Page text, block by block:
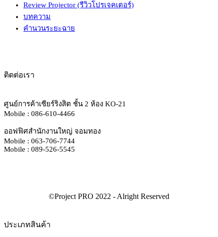
Review Projector (รีวิวโปรเจคเตอร์)
บทความ
คำนวนระยะฉาย
ติดต่อเรา
ศูนย์การค้าเซียร์ริงสิต ชั้น 2 ห้อง KO-21
Mobile : 086-610-4466
ออฟฟิศสำนักงานใหญ่ จอมทอง
Mobile : 063-706-7744
Mobile : 089-526-5545
ประเภทสินค้า